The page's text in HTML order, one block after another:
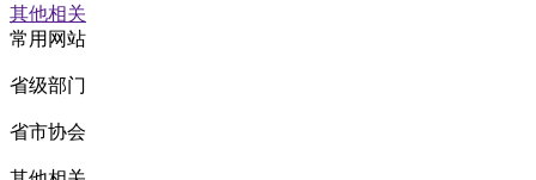
其他相关
常用网站
省级部门
省市协会